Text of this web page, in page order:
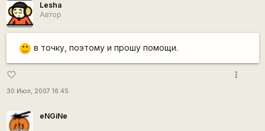
Lesha
Автор
:) в точку, поэтому и прошу помощи.
favorite_border
30 Июл, 2007 16:45
more_vert
eNGiNe